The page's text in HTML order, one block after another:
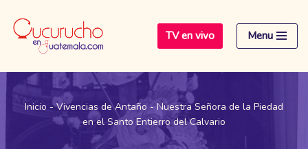
Saltar
contenido
TV en vivo Menu
Inicio -Vivencias de Antaño-Nuestra Señora de la Piedad
en el Santo Entierro del Calvario